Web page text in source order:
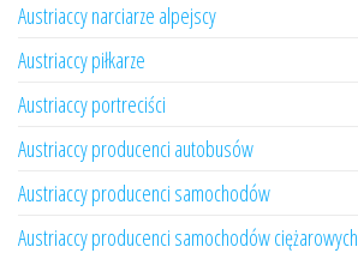
Austriaccy narciarze alpejscy
Austriaccy piłkarze
Austriaccy portreciści
Austriaccy producenci autobusów
Austriaccy producenci samochodów
Austriaccy producenci samochodów ciężarowych